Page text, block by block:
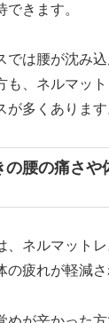
きます。
では腰が沈み
も、ネルマッ
多くあります
の腰の痛さや
、ネルマット
の疲れが軽減さ